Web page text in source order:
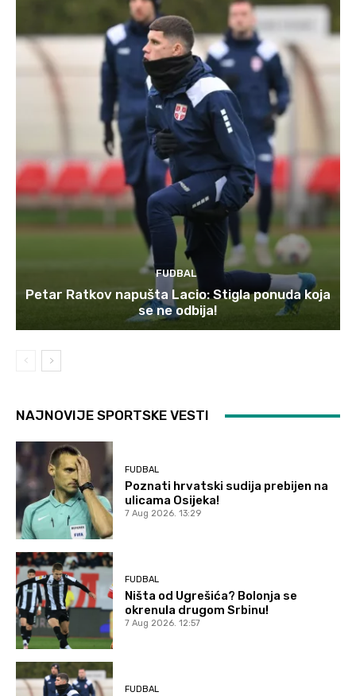
FUDBAL
Petar Ratkov napušta Lacio: Stigla ponuda koja
se ne odbija!
NAJNOVIJE SPORTSKE VESTI
FUDBAL
Poznati hrvatski sudija prebijen na
ulicama Osijeka!
7 Aug 2026. 13:29
FUDBAL
Ništa od Ugrešića? Bolonja se
okrenula drugom Srbinu!
7 Aug 2026. 12:57
FUDBAL